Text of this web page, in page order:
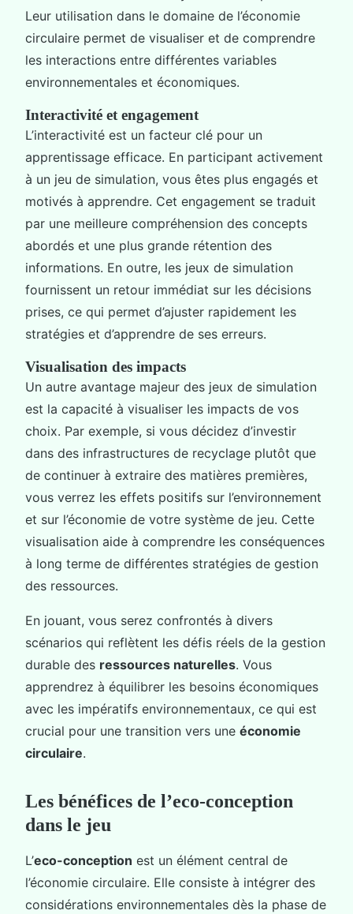
Leur utilisation dans le domaine de l’économie
circulaire permet de visualiser et de comprendre
les interactions entre différentes variables
environnementales et économiques.
Interactivité et engagement
L’interactivité est un facteur clé pour un
apprentissage efficace. En participant activement
à un jeu de simulation, vous êtes plus engagés et
motivés à apprendre. Cet engagement se traduit
par une meilleure compréhension des concepts
abordés et une plus grande rétention des
informations. En outre, les jeux de simulation
fournissent un retour immédiat sur les décisions
prises, ce qui permet d’ajuster rapidement les
stratégies et d’apprendre de ses erreurs.
Visualisation des impacts
Un autre avantage majeur des jeux de simulation
est la capacité à visualiser les impacts de vos
choix. Par exemple, si vous décidez d’investir
dans des infrastructures de recyclage plutôt que
de continuer à extraire des matières premières,
vous verrez les effets positifs sur l’environnement
et sur l’économie de votre système de jeu. Cette
visualisation aide à comprendre les conséquences
à long terme de différentes stratégies de gestion
des ressources.
En jouant, vous serez confrontés à divers
scénarios qui reflètent les défis réels de la gestion
durable des ressources naturelles. Vous
apprendrez à équilibrer les besoins économiques
avec les impératifs environnementaux, ce qui est
crucial pour une transition vers une économie
circulaire.
Les bénéfices de l’eco-conception
dans le jeu
L’eco-conception est un élément central de
l’économie circulaire. Elle consiste à intégrer des
considérations environnementales dès la phase de